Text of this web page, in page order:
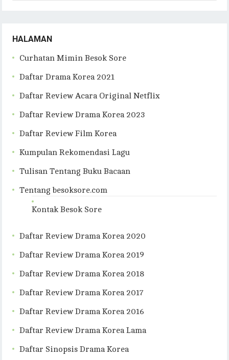
HALAMAN
Curhatan Mimin Besok Sore
Daftar Drama Korea 2021
Daftar Review Acara Original Netflix
Daftar Review Drama Korea 2023
Daftar Review Film Korea
Kumpulan Rekomendasi Lagu
Tulisan Tentang Buku Bacaan
Tentang besoksore.com
Kontak Besok Sore
Daftar Review Drama Korea 2020
Daftar Review Drama Korea 2019
Daftar Review Drama Korea 2018
Daftar Review Drama Korea 2017
Daftar Review Drama Korea 2016
Daftar Review Drama Korea Lama
Daftar Sinopsis Drama Korea